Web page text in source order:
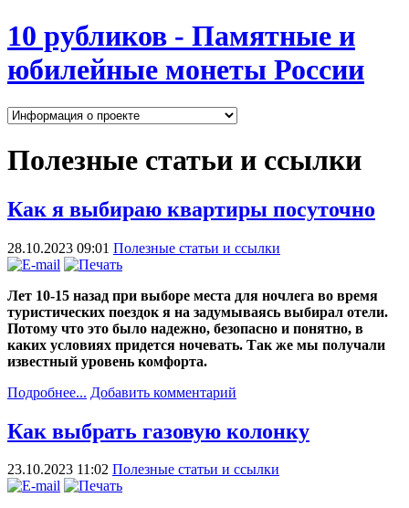
10 рубликов - Памятные и
юбилейные монеты России
Полезные статьи и ссылки
Как я выбираю квартиры посуточно
28.10.2023 09:01 Полезные статьи и ссылки
Лет 10-15 назад при выборе места для ночлега во время
туристических поездок я на задумываясь выбирал отели.
Потому что это было надежно, безопасно и понятно, в
каких условиях придется ночевать. Так же мы получали
известный уровень комфорта.
Подробнее... Добавить комментарий
Как выбрать газовую колонку
23.10.2023 11:02 Полезные статьи и ссылки